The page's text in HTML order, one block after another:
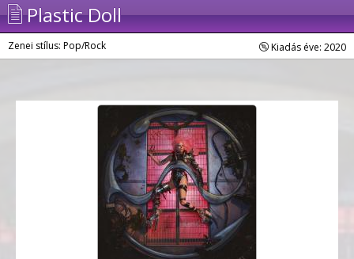
Plastic Doll
Zenei stílus: Pop/Rock Kiadás éve: 2020